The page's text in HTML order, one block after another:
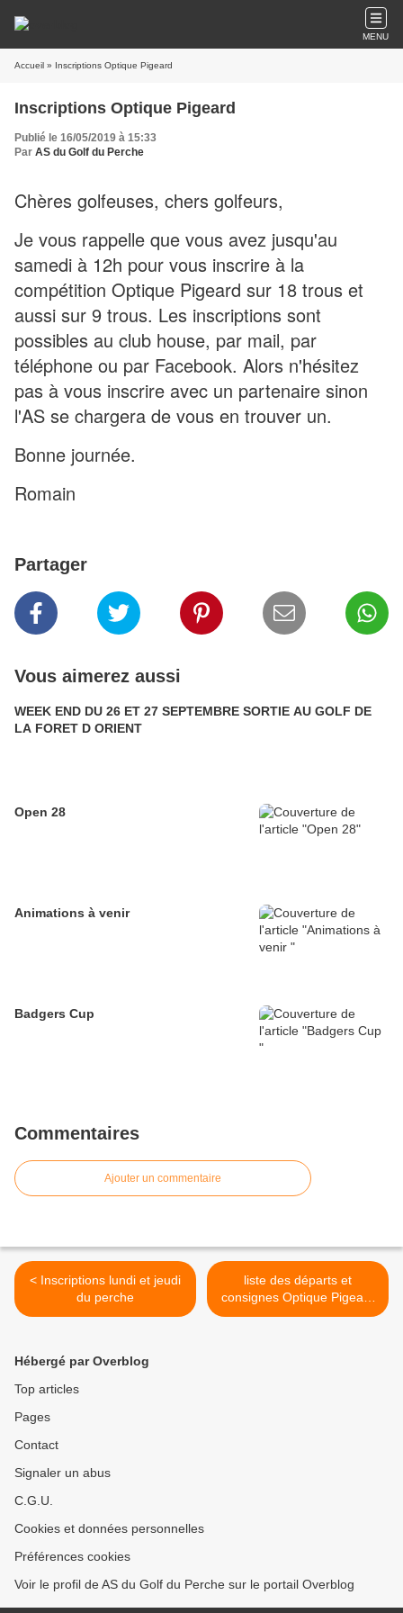
MENU
Accueil » Inscriptions Optique Pigeard
Inscriptions Optique Pigeard
Publié le 16/05/2019 à 15:33
Par AS du Golf du Perche
Chères golfeuses, chers golfeurs,
Je vous rappelle que vous avez jusqu'au
samedi à 12h pour vous inscrire à la
compétition Optique Pigeard sur 18 trous et
aussi sur 9 trous. Les inscriptions sont
possibles au club house, par mail, par
téléphone ou par Facebook. Alors n'hésitez
pas à vous inscrire avec un partenaire sinon
l'AS se chargera de vous en trouver un.
Bonne journée.
Romain
Partager
Vous aimerez aussi
WEEK END DU 26 ET 27 SEPTEMBRE SORTIE AU GOLF DE
LA FORET D ORIENT
Open 28
Animations à venir
Badgers Cup
Commentaires
Ajouter un commentaire
< Inscriptions lundi et jeudi
du perche
liste des départs et
consignes Optique Pigeard
>
Hébergé par Overblog
Top articles
Pages
Contact
Signaler un abus
C.G.U.
Cookies et données personnelles
Préférences cookies
Voir le profil de AS du Golf du Perche sur le portail Overblog